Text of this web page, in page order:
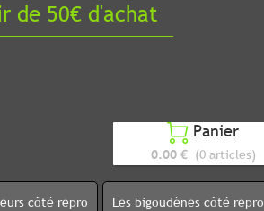
de 50€ d'achat
 Panier
0.00 € (0 articles)
côté repro Les bigoudènes côté repro